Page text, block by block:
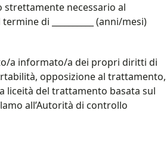
strettamente necessario al
di __________ (anni/mesi)
a informato/a dei propri diritti di
opposizione al trattamento,
liceità del trattamento basata sul
all’Autorità di controllo